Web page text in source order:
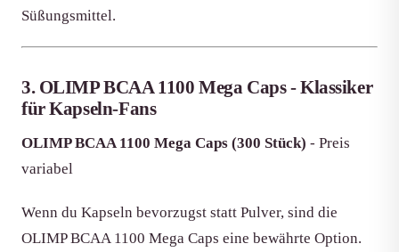
Süßungsmittel.
3. OLIMP BCAA 1100 Mega Caps - Klassiker
für Kapseln-Fans
OLIMP BCAA 1100 Mega Caps (300 Stück) - Preis
variabel
Wenn du Kapseln bevorzugst statt Pulver, sind die
OLIMP BCAA 1100 Mega Caps eine bewährte Option.